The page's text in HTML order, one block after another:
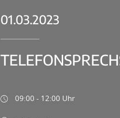
01.03.2023
09:00 - 12:00 Uhr